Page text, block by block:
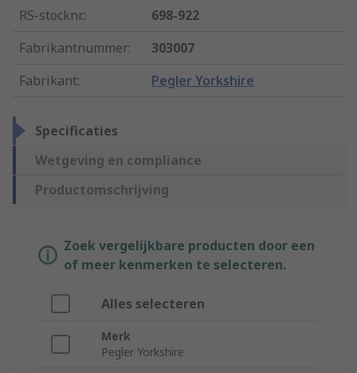
RS-stocknr.:
698-922
Fabrikantnummer:
303007
Fabrikant: Pegler Yorkshire
Specificaties
Wetgeving en compliance
Productomschrijving
Zoek vergelijkbare producten door een
of meer kenmerken te selecteren.
Alles selecteren
Merk
Pegler Yorkshire